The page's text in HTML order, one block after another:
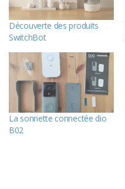
Découverte des produits
SwitchBot
La sonnette connectée dio
B02